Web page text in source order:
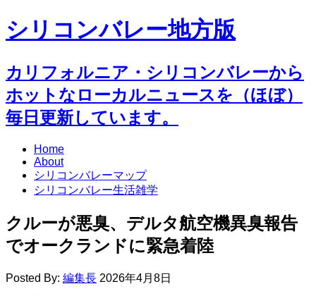
シリコンバレー地方版
カリフォルニア・シリコンバレーから
ホットなローカルニュースを（ほぼ）
毎日更新しています。
Home
About
シリコンバレーマップ
シリコンバレー生活雑学
クルーが悪臭、デルタ航空機異臭報告
でオークランドに緊急着陸
Posted By: 編集長 2026年4月8日